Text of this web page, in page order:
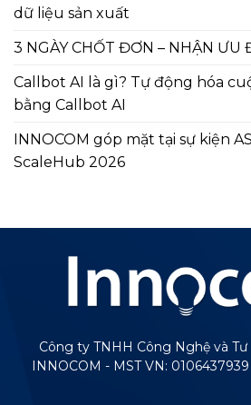
dữ liệu sản xuất
3 NGÀY CHỐT ĐƠN – NHẬN ƯU
Callbot AI là gì? Tự động hóa
bằng Callbot AI
INNOCOM góp mặt tại sự kiện
ScaleHub 2026
Công ty TNHH Công Nghệ và
INNOCOM - MST VN: